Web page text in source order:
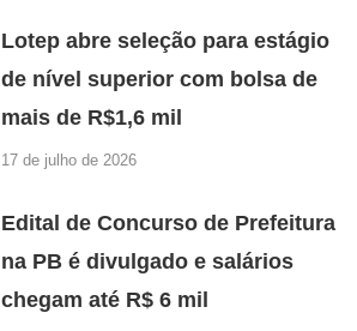
Lotep abre seleção para estágio
de nível superior com bolsa de
mais de R$1,6 mil
17 de julho de 2026
Edital de Concurso de Prefeitura
na PB é divulgado e salários
chegam até R$ 6 mil